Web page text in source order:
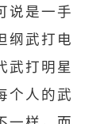
说是一手
纲武打电
武打明星
个人的武